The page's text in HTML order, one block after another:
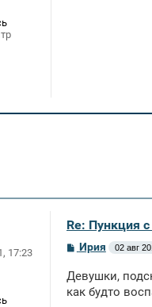
17:23
Re: Пункция
С
б
щ
Ирия 02 авг
Девушки,
как будто